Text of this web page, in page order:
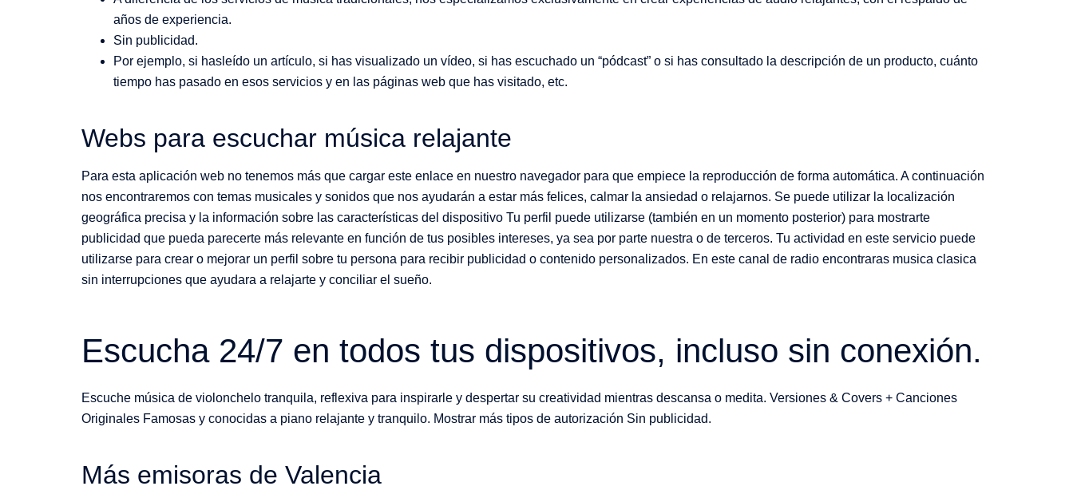
años de experiencia.
Sin publicidad.
Por ejemplo, si hasleído un artículo, si has visualizado un vídeo, si has escuchado un “pódcast” o si has consultado la descripción de un producto, cuánto
tiempo has pasado en esos servicios y en las páginas web que has visitado, etc.
Webs para escuchar música relajante
Para esta aplicación web no tenemos más que cargar este enlace en nuestro navegador para que empiece la reproducción de forma automática. A continuación
nos encontraremos con temas musicales y sonidos que nos ayudarán a estar más felices, calmar la ansiedad o relajarnos. Se puede utilizar la localización
geográfica precisa y la información sobre las características del dispositivo Tu perfil puede utilizarse (también en un momento posterior) para mostrarte
publicidad que pueda parecerte más relevante en función de tus posibles intereses, ya sea por parte nuestra o de terceros. Tu actividad en este servicio puede
utilizarse para crear o mejorar un perfil sobre tu persona para recibir publicidad o contenido personalizados. En este canal de radio encontraras musica clasica
sin interrupciones que ayudara a relajarte y conciliar el sueño.
Escucha 24/7 en todos tus dispositivos, incluso sin conexión.
Escuche música de violonchelo tranquila, reflexiva para inspirarle y despertar su creatividad mientras descansa o medita. Versiones & Covers + Canciones
Originales Famosas y conocidas a piano relajante y tranquilo. Mostrar más tipos de autorización Sin publicidad.
Más emisoras de Valencia